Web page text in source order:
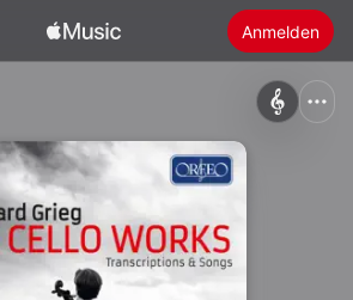
Anmelden
Apple Music installieren